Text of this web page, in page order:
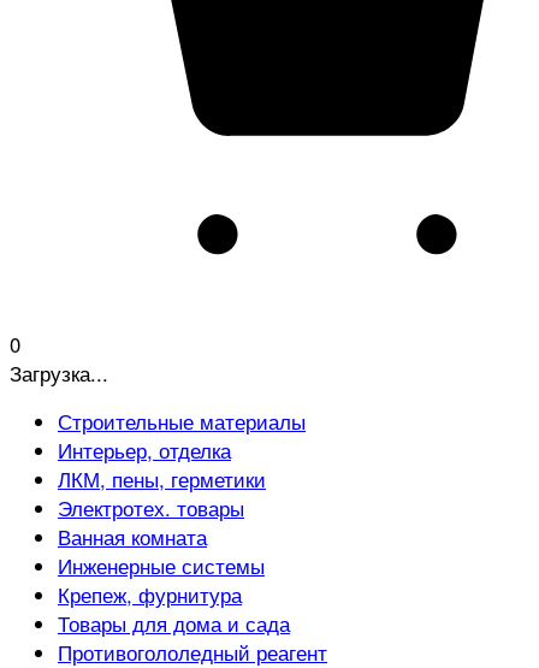
0
Загрузка...
Строительные материалы
Интерьер, отделка
ЛКМ, пены, герметики
Электротех. товары
Ванная комната
Инженерные системы
Крепеж, фурнитура
Товары для дома и сада
Противогололедный реагент